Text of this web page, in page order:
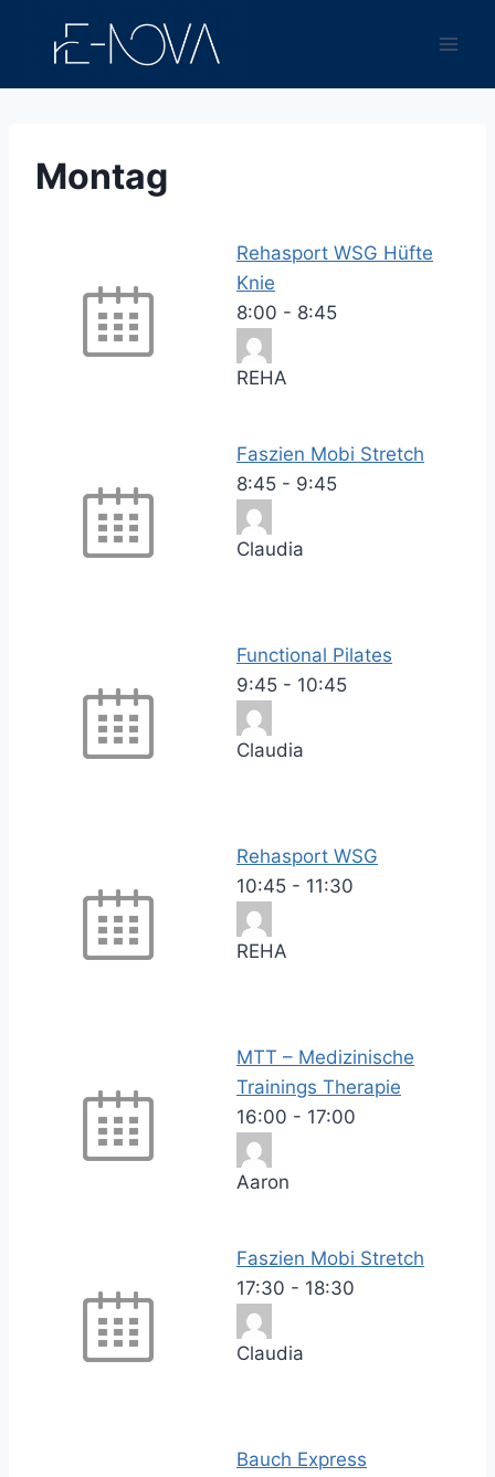
Montag
Rehasport WSG Hüfte
Knie
8:00 - 8:45
REHA
Faszien Mobi Stretch
8:45 - 9:45
Claudia
Functional Pilates
9:45 - 10:45
Claudia
Rehasport WSG
10:45 - 11:30
REHA
MTT – Medizinische
Trainings Therapie
16:00 - 17:00
Aaron
Faszien Mobi Stretch
17:30 - 18:30
Claudia
Bauch Express